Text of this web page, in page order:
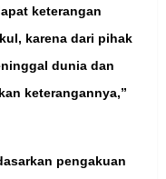
keterangan
karena dari pihak
dunia dan
keterangannya,”
pengakuan